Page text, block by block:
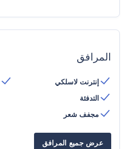
المرافق
إنترنت لاسلكي
التدفئة
مجفف شعر
عرض جميع المرافق